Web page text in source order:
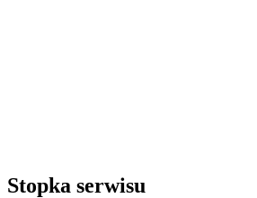
Stopka serwisu